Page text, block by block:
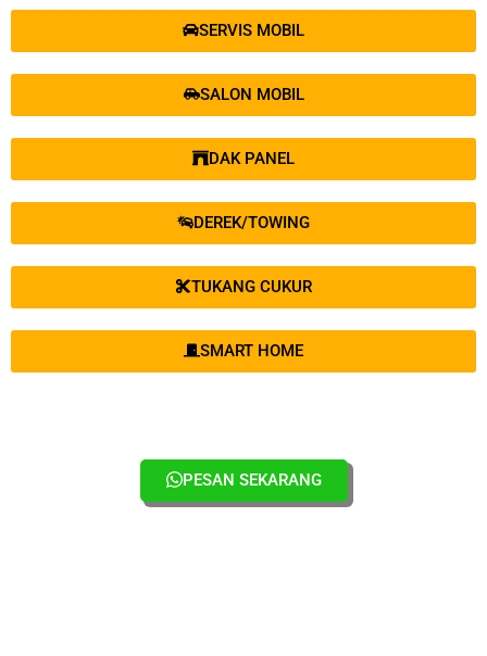
SERVIS MOBIL
SALON MOBIL
DAK PANEL
DEREK/TOWING
TUKANG CUKUR
SMART HOME
PESAN SEKARANG